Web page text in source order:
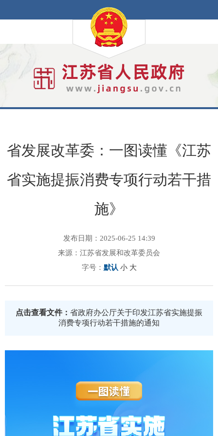
省发展改革委：一图读懂《江苏
省实施提振消费专项行动若干措
施》
发布日期：2025-06-25 14:39
来源：江苏省发展和改革委员会
字号： 默认 小 大
点击查看文件： 省政府办公厅关于印发江苏省实施提振
消费专项行动若干措施的通知